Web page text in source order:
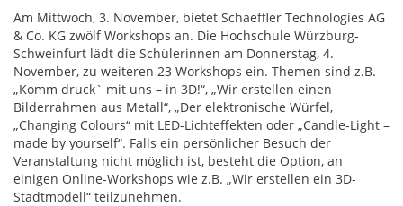
Am Mittwoch, 3. November, bietet Schaeffler Technologies AG
& Co. KG zwölf Workshops an. Die Hochschule Würzburg-
Schweinfurt lädt die Schülerinnen am Donnerstag, 4.
November, zu weiteren 23 Workshops ein. Themen sind z.B.
„Komm druck` mit uns – in 3D!“, „Wir erstellen einen
Bilderrahmen aus Metall“, „Der elektronische Würfel,
„Changing Colours“ mit LED-Lichteffekten oder „Candle-Light –
made by yourself“. Falls ein persönlicher Besuch der
Veranstaltung nicht möglich ist, besteht die Option, an
einigen Online-Workshops wie z.B. „Wir erstellen ein 3D-
Stadtmodell“ teilzunehmen.